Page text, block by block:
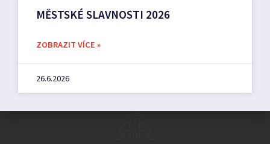
MĚSTSKÉ SLAVNOSTI 2026
ZOBRAZIT VÍCE »
26.6.2026